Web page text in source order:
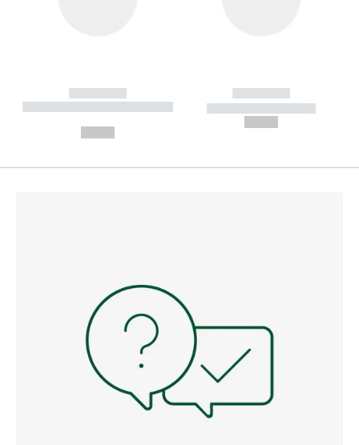
------------
----------- ----------- --------
------------
----------- -----------